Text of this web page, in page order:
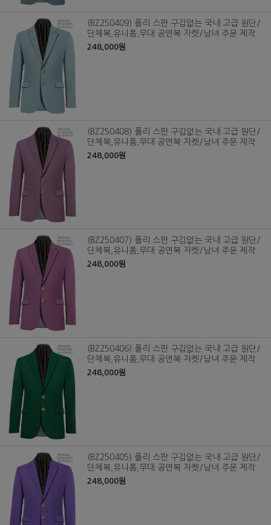
(BZ250409) 폴리 스판 구김없는 국내 고급 원단/
단체복,유니폼,무대 공연복 자켓/남녀 주문 제작
248,000원
(BZ250408) 폴리 스판 구김없는 국내 고급 원단/
단체복,유니폼,무대 공연복 자켓/남녀 주문 제작
248,000원
(BZ250407) 폴리 스판 구김없는 국내 고급 원단/
단체복,유니폼,무대 공연복 자켓/남녀 주문 제작
248,000원
(BZ250406) 폴리 스판 구김없는 국내 고급 원단/
단체복,유니폼,무대 공연복 자켓/남녀 주문 제작
248,000원
(BZ250405) 폴리 스판 구김없는 국내 고급 원단/
단체복,유니폼,무대 공연복 자켓/남녀 주문 제작
248,000원